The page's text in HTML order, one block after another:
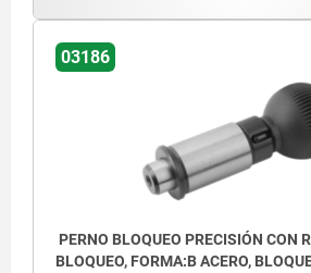
03186
PERNO BLOQUEO PRECISIÓN CON
BLOQUEO, FORMA:B ACERO,